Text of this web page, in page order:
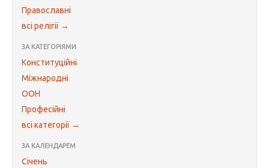
Православні
всі релігії →
ЗА КАТЕГОРІЯМИ
Конституційні
Міжнародні
ООН
Професійні
всі категорії →
ЗА КАЛЕНДАРЕМ
Січень